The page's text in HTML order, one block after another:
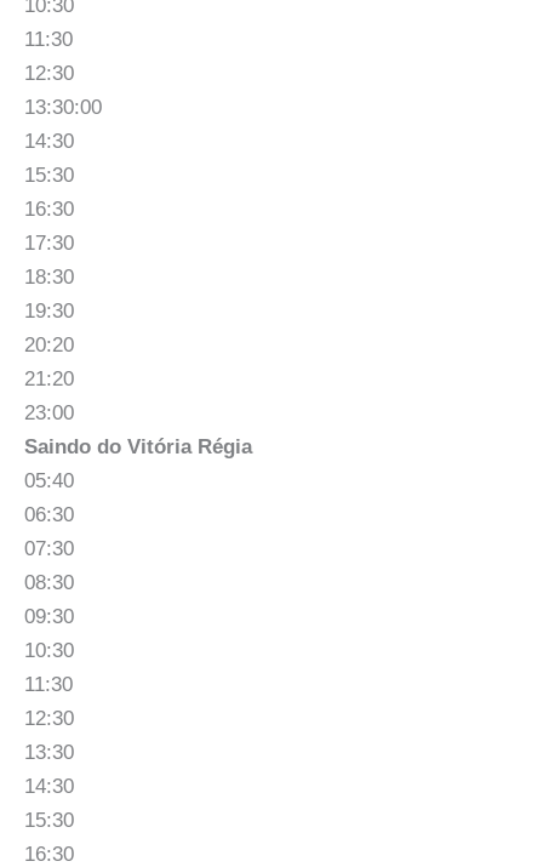
10:30
11:30
12:30
13:30:00
14:30
15:30
16:30
17:30
18:30
19:30
20:20
21:20
23:00
Saindo do Vitória Régia
05:40
06:30
07:30
08:30
09:30
10:30
11:30
12:30
13:30
14:30
15:30
16:30